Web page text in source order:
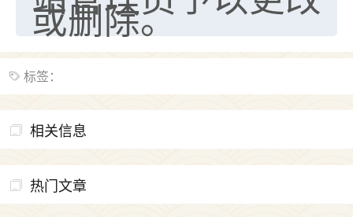
或删除。
标签：
相关信息
热门文章